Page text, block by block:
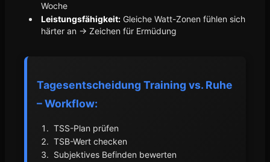
Woche
Leistungsfähigkeit: Gleiche Watt-Zonen fühlen sich
härter an → Zeichen für Ermüdung
Tagesentscheidung Training vs. Ruhe
– Workflow:
TSS-Plan prüfen
TSB-Wert checken
Subjektives Befinden bewerten